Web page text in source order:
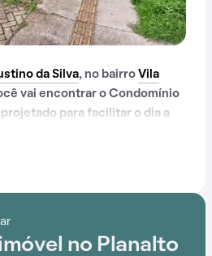
da Silva, no bairro Vila
vai encontrar o Condomínio
para facilitar o dia a
Planalto Plaza pode ser
casa e more em um condomínio
gás encanado,
no Planalto